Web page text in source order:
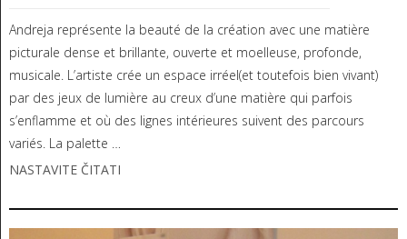
Andreja représente la beauté de la création avec une matière
picturale dense et brillante, ouverte et moelleuse, profonde,
musicale. L’artiste crée un espace irréel(et toutefois bien vivant)
par des jeux de lumière au creux d’une matière qui parfois
s’enflamme et où des lignes intérieures suivent des parcours
variés. La palette …
NASTAVITE ČITATI